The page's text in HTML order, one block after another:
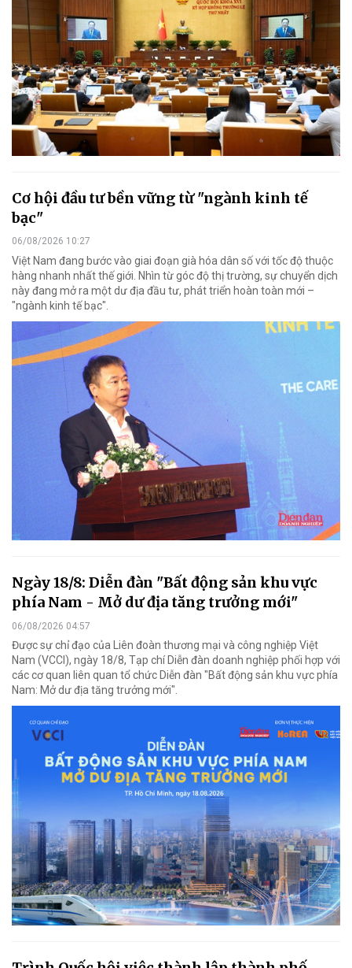
Cơ hội đầu tư bền vững từ "ngành kinh tế
bạc"
06/08/2026 10:27
Việt Nam đang bước vào giai đoạn già hóa dân số với tốc độ thuộc
hàng nhanh nhất thế giới. Nhìn từ góc độ thị trường, sự chuyển dịch
này đang mở ra một dư địa đầu tư, phát triển hoàn toàn mới –
"ngành kinh tế bạc".
Ngày 18/8: Diễn đàn "Bất động sản khu vực
phía Nam - Mở dư địa tăng trưởng mới"
06/08/2026 04:57
Được sự chỉ đạo của Liên đoàn thương mại và công nghiệp Việt
Nam (VCCI), ngày 18/8, Tạp chí Diễn đàn doanh nghiệp phối hợp với
các cơ quan liên quan tổ chức Diễn đàn "Bất động sản khu vực phía
Nam: Mở dư địa tăng trưởng mới".